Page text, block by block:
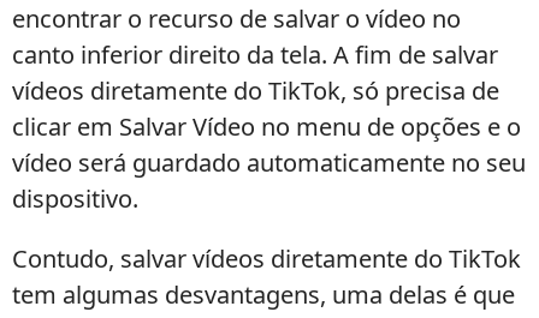
encontrar o recurso de salvar o vídeo no
canto inferior direito da tela. A fim de salvar
vídeos diretamente do TikTok, só precisa de
clicar em Salvar Vídeo no menu de opções e o
vídeo será guardado automaticamente no seu
dispositivo.
Contudo, salvar vídeos diretamente do TikTok
tem algumas desvantagens, uma delas é que